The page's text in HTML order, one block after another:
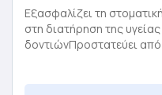
was:
8,00 €.
Εξασφαλίζει τη
στη διατήρηση της
δοντιώνΠροστατεύει από